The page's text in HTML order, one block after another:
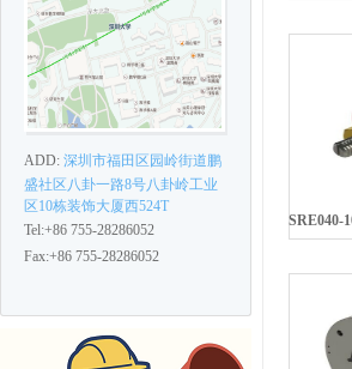
ADD: 深圳市福田区园岭街道鹏
盛社区八卦一路8号八卦岭工业
区10栋装饰大厦西524T
Tel:+86 755-28286052
Fax:+86 755-28286052